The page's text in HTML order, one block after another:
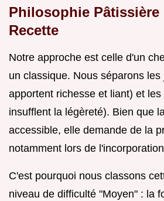
Philosophie Pâtissière
Recette
Notre approche est celle d'un
un classique. Nous séparons les
apportent richesse et liant) et les
insufflent la légèreté). Bien que
accessible, elle demande de la
notamment lors de
C'est pourquoi nous classons
niveau de difficulté "Moyen" : la